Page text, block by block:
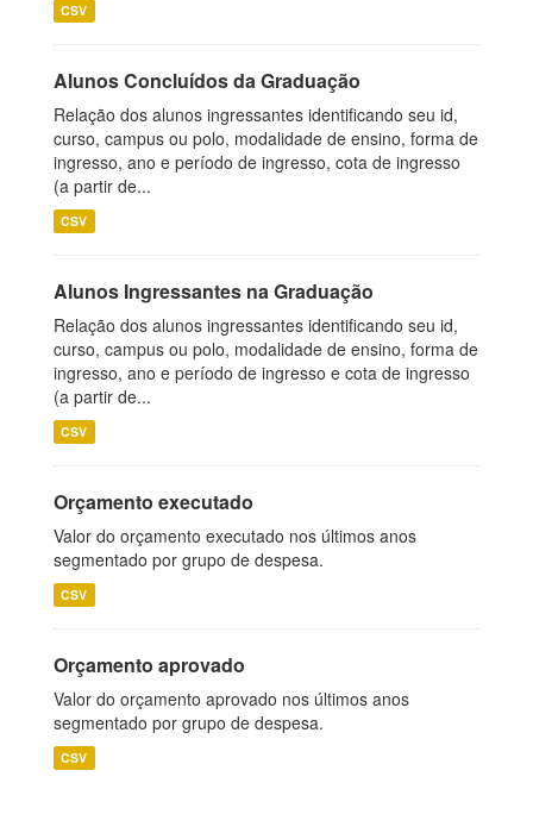
CSV
Alunos Concluídos da Graduação
Relação dos alunos ingressantes identificando seu id,
curso, campus ou polo, modalidade de ensino, forma de
ingresso, ano e período de ingresso, cota de ingresso
(a partir de...
CSV
Alunos Ingressantes na Graduação
Relação dos alunos ingressantes identificando seu id,
curso, campus ou polo, modalidade de ensino, forma de
ingresso, ano e período de ingresso e cota de ingresso
(a partir de...
CSV
Orçamento executado
Valor do orçamento executado nos últimos anos
segmentado por grupo de despesa.
CSV
Orçamento aprovado
Valor do orçamento aprovado nos últimos anos
segmentado por grupo de despesa.
CSV